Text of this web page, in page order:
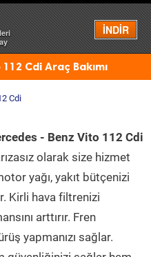
İNDİR
Menü
Cdi Araç Bakımı
Cdi
- Benz Vito 112 Cdi
olarak size hizmet
yağı, yakıt bütçenizi
Kirli hava filtrenizi
arttırır. Fren
yapmanızı sağlar.